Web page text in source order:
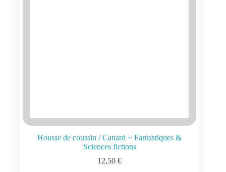
Housse de coussin / Canard ~ Fantastiques &
Sciences fictions
12,50€